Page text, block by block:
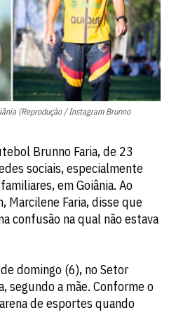
(Reprodução / Instagram Brunno
Brunno Faria, de 23
sociais, especialmente
em Goiânia. Ao
Marcilene Faria, disse que
confusão na qual não estava
domingo (6), no Setor
segundo a mãe. Conforme o
de esportes quando